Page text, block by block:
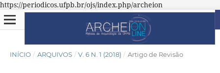
https://periodicos.ufpb.br/ojs/index.php/archeion
INÍCIO / ARQUIVOS / V. 6 N. 1 (2018) / Artigo de Revisão